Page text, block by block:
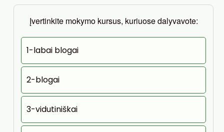
Įvertinkite mokymo kursus, kuriuose dalyvavote:
1-labai blogai
2-blogai
3-vidutiniškai